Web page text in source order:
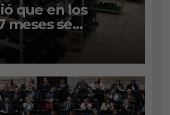
que en los
meses se
67 millones de
el sector
y mantener las